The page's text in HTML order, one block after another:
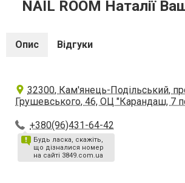
NAIL ROOM Наталії
Опис Відгуки
32300, Кам'янець-Подільський,
Грушевського, 46, ОЦ "Карандаш, 7
+380(96)431-64-42
Будь ласка, скажіть,
що дізналися номер
на сайті 3849.com.ua